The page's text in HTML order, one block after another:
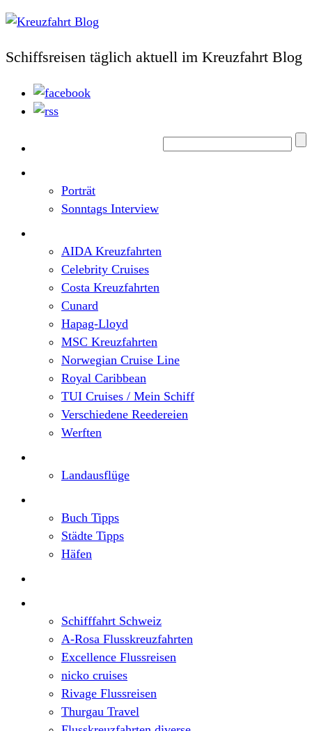
Schiffsreisen täglich aktuell im Kreuzfahrt Blog
Porträt
Sonntags Interview
AIDA Kreuzfahrten
Celebrity Cruises
Costa Kreuzfahrten
Cunard
Hapag-Lloyd
MSC Kreuzfahrten
Norwegian Cruise Line
Royal Caribbean
TUI Cruises / Mein Schiff
Verschiedene Reedereien
Werften
Landausflüge
Buch Tipps
Städte Tipps
Häfen
Schifffahrt Schweiz
A-Rosa Flusskreuzfahrten
Excellence Flussreisen
nicko cruises
Rivage Flussreisen
Thurgau Travel